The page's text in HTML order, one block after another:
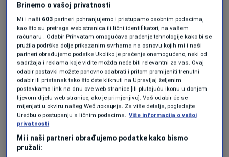
Oglas
SKANDALOZNE OPTUŽBE
Sarajevu da zatvore svoje radnje
Brinemo o vašoj privatnosti
Mi i naši 603 partneri pohranjujemo i pristupamo osobnim podacima,
kao što su pretraga web stranica ili lični identifikatori, na vašem
računaru . Odabir Prihvatam omogućava praćenje tehnologije kako bi se
pružila podrška dolje prikazanim svrhama na osnovu kojih mi i naši
partneri obrađujemo podatke Ukoliko je praćenje onemogućeno, neki od
sadržaja i reklama koje vidite možda neće biti relevantni za vas. Ovaj
odabir postavki možete ponovno odabrati i pritom promijeniti trenutni
odabir ili pristanak tako što ćete kliknuti na Upravljaj željenim
postavkama link na dnu ove web stranice [ili plutajuću ikonu u donjem
lijevom dijelu web stranice, ako je primjenjivo]. Vaš odabir će se
mijenjati u okviru našeg Wеб локација. Za više detalja, pogledajte
Uredbu o postupanju s ličnim podacima. Više informacija o vašoj
privatnosti
Mi i naši partneri obrađujemo podatke kako bismo
pružali: